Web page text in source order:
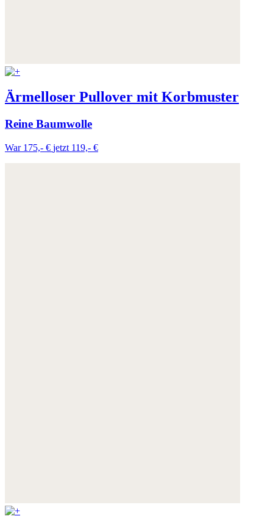
Ärmelloser Pullover mit Korbmuster
Reine Baumwolle
War 175,- € jetzt 119,- €